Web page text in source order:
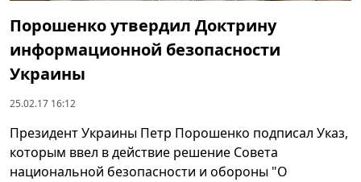
Порошенко утвердил Доктрину
информационной безопасности
Украины
25.02.17 16:12
Президент Украины Петр Порошенко подписал Указ,
которым ввел в действие решение Совета
национальной безопасности и обороны "О